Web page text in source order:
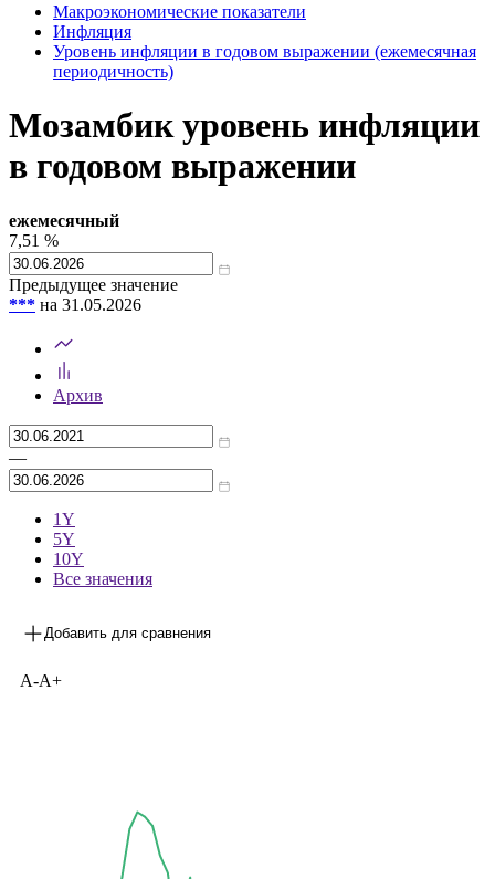
Макроэкономические показатели
Инфляция
Уровень инфляции в годовом выражении (ежемесячная
периодичность)
Мозамбик уровень инфляции
в годовом выражении
ежемесячный
7,51 %
Предыдущее значение
*** на 31.05.2026
Архив
—
1Y
5Y
10Y
Все значения
Добавить для сравнения